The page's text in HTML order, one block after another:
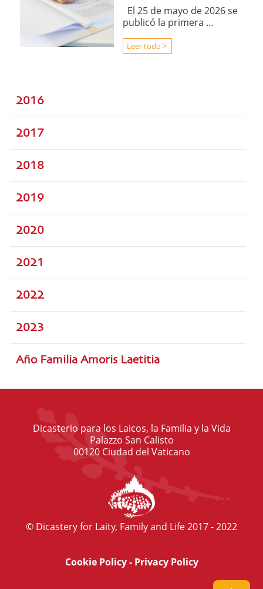
El 25 de mayo de 2026 se
publicó la primera ...
Leer todo >
2016
2017
2018
2019
2020
2021
2022
2023
Año Familia Amoris Laetitia
Dicasterio para los Laicos, la Familia y la Vida
Palazzo San Calisto
00120 Ciudad del Vaticano
© Dicastery for Laity, Family and Life 2017 - 2022
Cookie Policy- Privacy Policy